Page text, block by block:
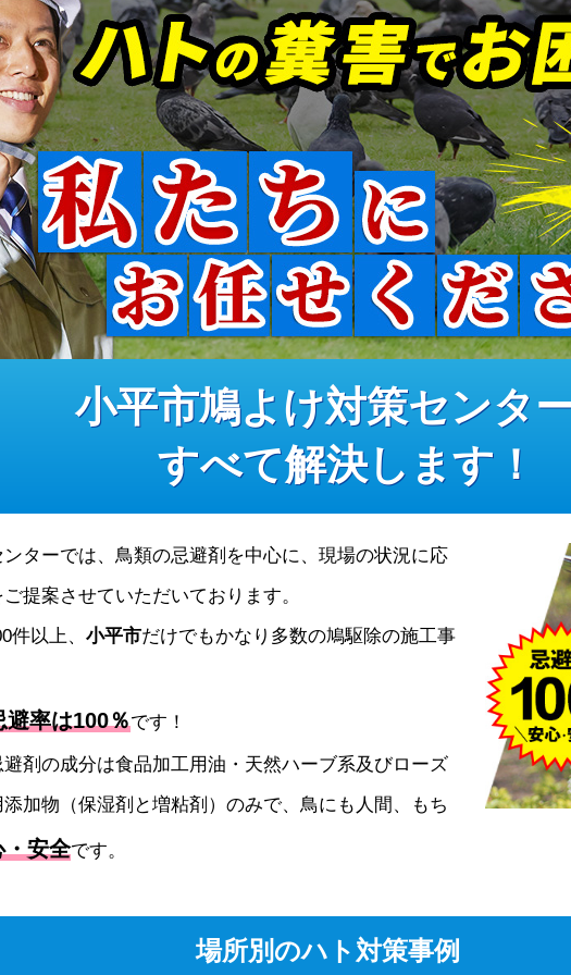
小平市鳩よけ対策センタ
すべて解決します！
ターでは、鳥類の忌避剤を中心に、現場の状況に応
提案させていただいております。
件以上、 小平市だけでもかなり多数の鳩駆除の施工事
避率は100％です！
剤の成分は食品加工用油・天然ハーブ系及びローズ
加物（保湿剤と増粘剤）のみで、鳥にも人間、もち
・安全です。
場所別のハト対策事例